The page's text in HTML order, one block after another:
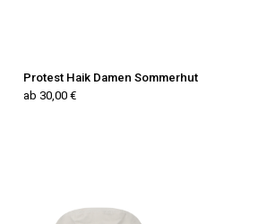
Protest Haik Damen Sommerhut
ab 30,00 €